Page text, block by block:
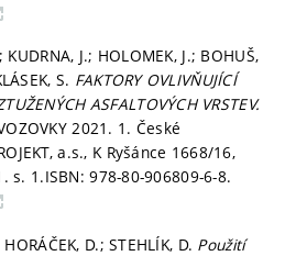
KUDRNA, J.; HOLOMEK, J.; BOHUŠ,
S. FAKTORY OVLIVŇUJÍCÍ
ASFALTOVÝCH VRSTEV.
2021. 1. České
a.s., K Ryšánce 1668/16,
s. 1.ISBN: 978-80-906809-6-8.
HORÁČEK, D.; STEHLÍK, D. Použití